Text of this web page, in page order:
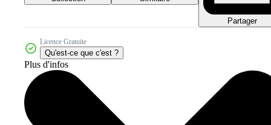
Partager
Licence Gratuite
Qu'est-ce que c'est ?
Plus d'infos